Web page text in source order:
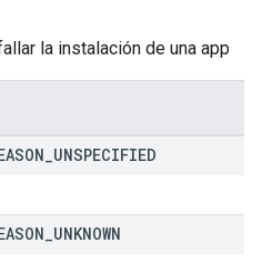
la instalación de una app
UNSPECIFIED
UNKNOWN